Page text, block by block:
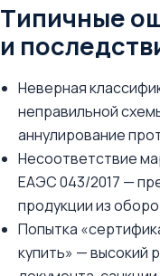
Типичные
и
Неверная
неправильной
аннулирование
Несоответствие
ЕАЭС 043/2017 —
продукции из
Попытка
купить» — высокий